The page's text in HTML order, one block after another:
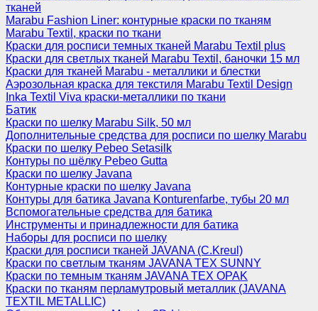
тканей
Marabu Fashion Liner: контурные краски по тканям
Marabu Textil, краски по ткани
Краски для росписи темных тканей Marabu Textil plus
Краски для светлых тканей Marabu Textil, баночки 15 мл
Краски для тканей Marabu - металлики и блестки
Аэрозольная краска для текстиля Marabu Textil Design
Inka Textil Viva краски-металлики по ткани
Батик
Краски по шелку Marabu Silk, 50 мл
Дополнительные средства для росписи по шелку Marabu
Краски по шелку Pebeo Setasilk
Контуры по шёлку Pebeo Gutta
Краски по шелку Javana
Контурные краски по шелку Javana
Контуры для батика Javana Konturenfarbe, тубы 20 мл
Вспомогательные средства для батика
Инструменты и принадлежности для батика
Наборы для росписи по шелку
Краски для росписи тканей JAVANA (C.Kreul)
Краски по светлым тканям JAVANA TEX SUNNY
Краски по темным тканям JAVANA TEX OPAK
Краски по тканям перламутровый металлик (JAVANA
TEXTIL METALLIC)